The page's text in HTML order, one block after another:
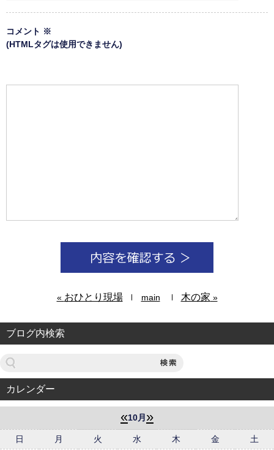
コメント ※
(HTMLタグは使用できません)
« おひとり現場 main 木の家 »
ブログ内検索
カレンダー
«10月 »
日 月 火 水 木 金 土